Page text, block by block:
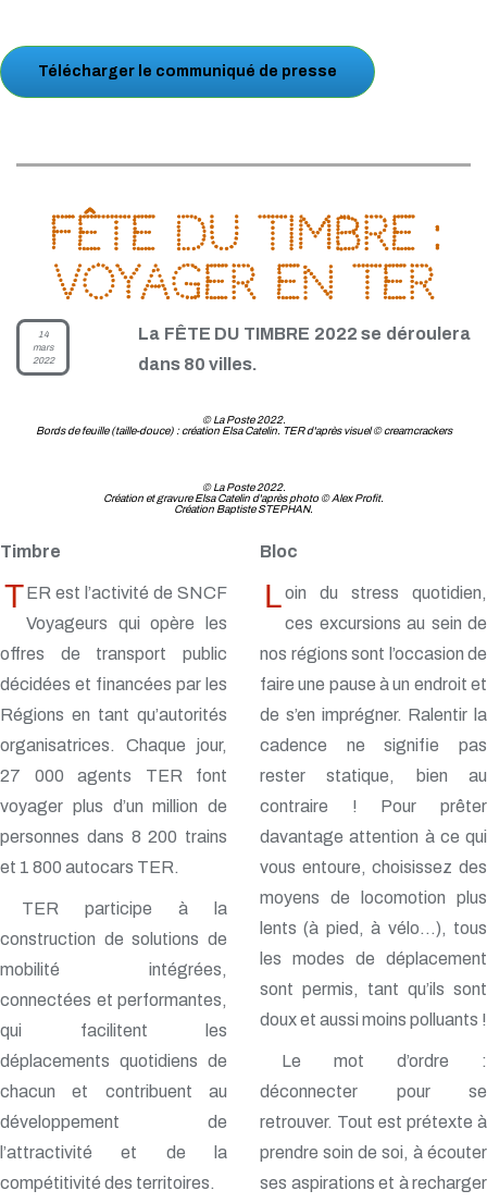
Télécharger le communiqué de presse
Fête du timbre :
Voyager en TER
14
mars
2022
La FÊTE DU TIMBRE 2022 se déroulera
dans 80 villes.
© La Poste 2022.
Bords de feuille (taille-douce) : création Elsa Catelin. TER d'après visuel © creamcrackers
© La Poste 2022.
Création et gravure Elsa Catelin d'après photo © Alex Profit.
Création Baptiste STEPHAN.
Timbre
TER est l’activité de SNCF
Voyageurs qui opère les
offres de transport public
décidées et financées par les
Régions en tant qu’autorités
organisatrices. Chaque jour,
27 000 agents TER font
voyager plus d’un million de
personnes dans 8 200 trains
et 1 800 autocars TER.
TER participe à la
construction de solutions de
mobilité intégrées,
connectées et performantes,
qui facilitent les
déplacements quotidiens de
chacun et contribuent au
développement de
l’attractivité et de la
compétitivité des territoires.
Bloc
Loin du stress quotidien,
ces excursions au sein de
nos régions sont l’occasion de
faire une pause à un endroit et
de s’en imprégner. Ralentir la
cadence ne signifie pas
rester statique, bien au
contraire ! Pour prêter
davantage attention à ce qui
vous entoure, choisissez des
moyens de locomotion plus
lents (à pied, à vélo…), tous
les modes de déplacement
sont permis, tant qu’ils sont
doux et aussi moins polluants !
Le mot d’ordre :
déconnecter pour se
retrouver. Tout est prétexte à
prendre soin de soi, à écouter
ses aspirations et à recharger